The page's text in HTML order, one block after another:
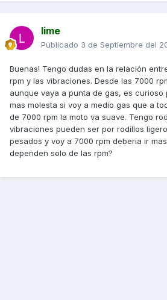
lime
Publicado 3 de Septiembre del
Buenas! Tengo dudas en la relación
rpm y las vibraciones. Desde las 7000
aunque vaya a punta de gas, es
mas molesta si voy a medio gas que a
de 7000 rpm la moto va suave. Tengo
vibraciones pueden ser por rodillos
pesados y voy a 7000 rpm deberia ir
dependen solo de las rpm?